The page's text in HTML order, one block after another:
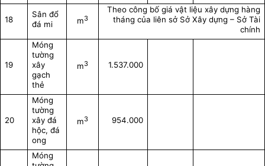
18
Sân đổ
đá mi
m3
Theo công bố giá vật liệu xây dựng hàng
tháng của liên sở Sở Xây dựng – Sở Tài
chính
19
Móng
tường
xây
gạch
thẻ
m3 1.537.000
20
Móng
tường
xây đá
hộc, đá
ong
m3 954.000
Móng